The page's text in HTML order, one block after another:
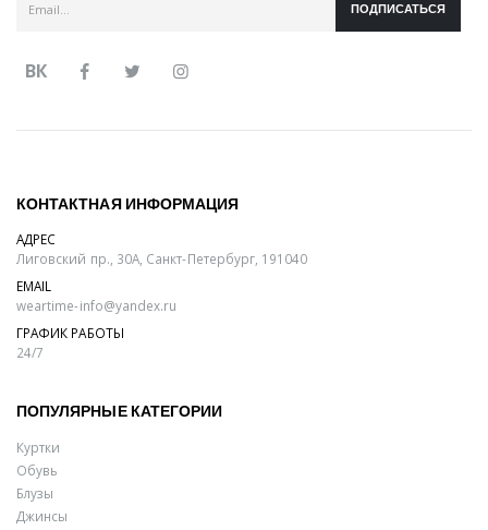
ПОДПИСАТЬСЯ
ВК
КОНТАКТНАЯ ИНФОРМАЦИЯ
АДРЕС
Лиговский пр., 30А, Санкт-Петербург, 191040
EMAIL
weartime-info@yandex.ru
ГРАФИК РАБОТЫ
24/7
ПОПУЛЯРНЫЕ КАТЕГОРИИ
Куртки
Обувь
Блузы
Джинсы